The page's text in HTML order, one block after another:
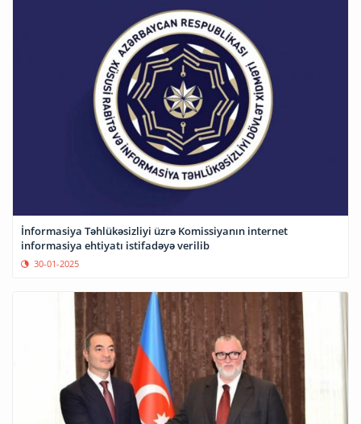
İnformasiya Təhlükəsizliyi üzrə Komissiyanın internet
informasiya ehtiyatı istifadəyə verilib
30-01-2025